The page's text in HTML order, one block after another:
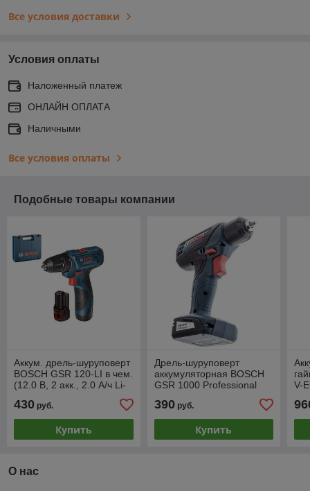
Все условия доставки
Условия оплаты
Наложенный платеж
ОНЛАЙН ОПЛАТА
Наличными
Все условия оплаты
Подобные товары компании
Аккум. дрель-шуруповерт
BOSCH GSR 120-LI в чем.
(12.0 В, 2 акк., 2.0 А/ч Li-
шурупы до 7 м
430 руб.
Купить
Дрель-шуруповерт
аккумуляторная BOSCH
GSR 1000 Professional
390руб.
Купить
V-
О нас